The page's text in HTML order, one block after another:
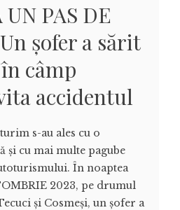
PAS DE
șofer a sărit
câmp
accidentul
s-au ales cu o
și cu mai multe pagube
În noaptea
2023, pe drumul
și Cosmeși, un șofer a